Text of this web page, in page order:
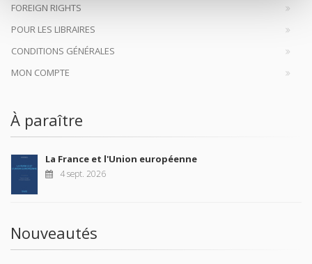
FOREIGN RIGHTS
POUR LES LIBRAIRES
CONDITIONS GÉNÉRALES
MON COMPTE
À paraître
La France et l'Union européenne
4 sept. 2026
Nouveautés